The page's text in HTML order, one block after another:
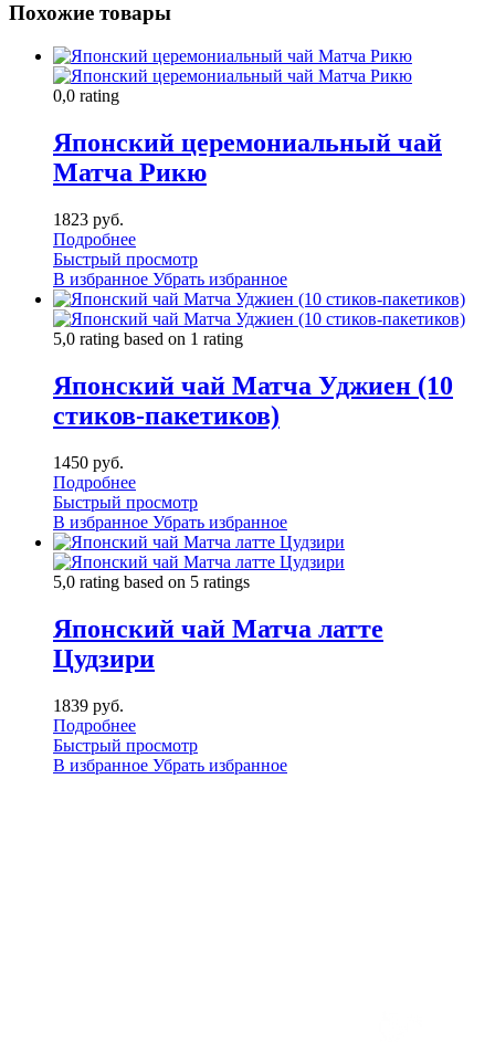
Похожие товары
0,0 rating
Японский церемониальный чай
Матча Рикю
1823 руб.
Подробнее
Быстрый просмотр
В избранное Убрать избранное
5,0 rating based on 1 rating
Японский чай Матча Уджиен (10
стиков-пакетиков)
1450 руб.
Подробнее
Быстрый просмотр
В избранное Убрать избранное
5,0 rating based on 5 ratings
Японский чай Матча латте
Цудзири
1839 руб.
Подробнее
Быстрый просмотр
В избранное Убрать избранное